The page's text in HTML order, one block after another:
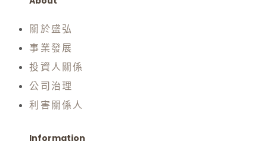
關於盛弘
事業發展
投資人關係
公司治理
利害關係人
Information